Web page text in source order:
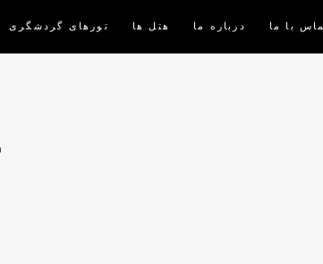
تورهای گردشگری هتل ها درباره ما با ما